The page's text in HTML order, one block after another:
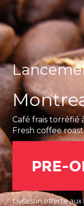
Café frais torréfié
Fresh coffee
Livraison offerte